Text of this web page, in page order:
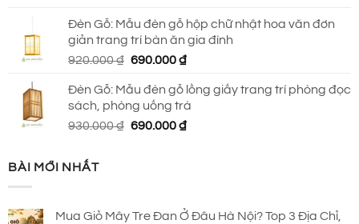
là:
650.000 ₫.
tại
là:
590.000 ₫.
Đèn Gỗ: Mẫu đèn gỗ hộp chữ nhật hoa văn đơn
giản trang trí bàn ăn gia đình
920.000₫ Giá
là:
920.000 ₫.
690.000₫Giá
tại
là:
690.000 ₫.
Đèn Gỗ: Mẫu đèn gỗ lồng giấy trang trí phòng đọc
sách, phòng uống trà
930.000₫ Giá
690.000₫Giá
BÀI MỚI NHẤT
Mua Giỏ Mây Tre Đan Ở Đâu Hà Nội? Top 3 Địa Chỉ,